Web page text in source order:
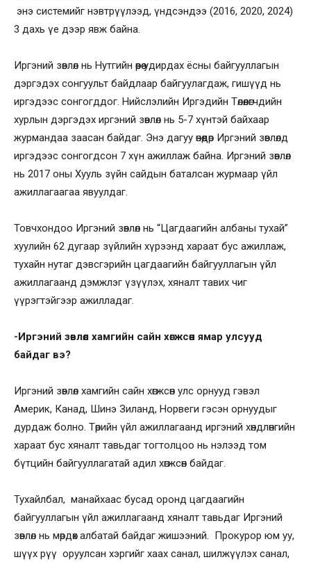
энэ системийг нэвтрүүлээд, үндсэндээ (2016, 2020, 2024)
3 дахь үе дээр явж байна.
Иргэний зөвлөл нь Нутгийн өөрөө удирдах ёсны байгууллагын
дэргэдэх сонгуульт байдлаар байгуулагдаж, гишүүд нь
иргэдээс сонгогддог. Нийслэлийн Иргэдийн Төлөөлөгчдийн
хурлын дэргэдэх иргэний зөвлөл нь 5-7 хүнтэй байхаар
журмандаа заасан байдаг. Энэ дагуу өнөөдөр Иргэний зөвлөлд
иргэдээс сонгогдсон 7 хүн ажиллаж байна. Иргэний зөвлөл
нь 2017 оны Хууль зүйн сайдын баталсан журмаар үйл
ажиллагаагаа явуулдаг.
Товчхондоо Иргэний зөвлөл нь “Цагдаагийн албаны тухай”
хуулийн 62 дугаар зүйлийн хүрээнд хараат бус ажиллаж,
тухайн нутаг дэвсгэрийн цагдаагийн байгууллагын үйл
ажиллагаанд дэмжлэг үзүүлэх, хяналт тавих чиг
үүрэгтэйгээр ажилладаг.
-Иргэний зөвлөл хамгийн сайн хөгжсөн ямар улсууд
байдаг вэ?
Иргэний зөвлөл хамгийн сайн хөгжсөн улс орнууд гэвэл
Америк, Канад, Шинэ Зиланд, Норвеги гэсэн орнуудыг
дурдаж болно. Төрийн үйл ажиллагаанд иргэний хөндлөнгийн
хараат бус хяналт тавьдаг тогтолцоо нь нэлээд том
бүтцийн байгууллагатай адил хөгжсөн байдаг.
Тухайлбал, манайхаас бусад оронд цагдаагийн
байгууллагын үйл ажиллагаанд хяналт тавьдаг Иргэний
зөвлөл нь мөрдөх албатай байдаг жишээний. Прокурор юм уу,
шүүх рүү оруулсан хэргийг хаах санал, шилжүүлэх санал,